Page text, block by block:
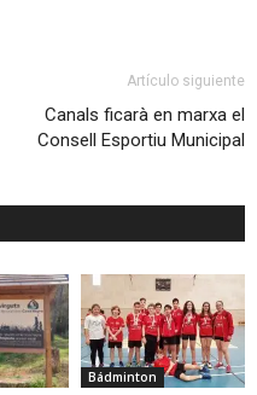
Artículo siguiente
Canals ficarà en marxa el
Consell Esportiu Municipal
Bádminton